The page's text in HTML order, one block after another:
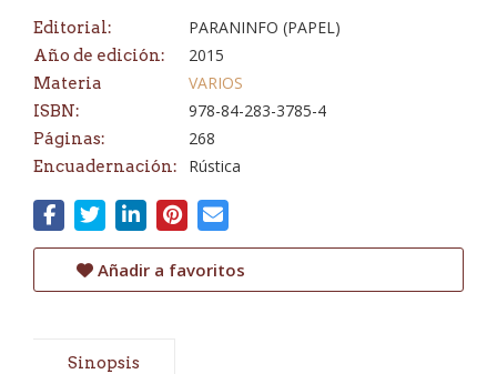
Editorial: PARANINFO (PAPEL)
Año de edición: 2015
Materia VARIOS
ISBN: 978-84-283-3785-4
Páginas: 268
Encuadernación: Rústica
Añadir a favoritos
Sinopsis